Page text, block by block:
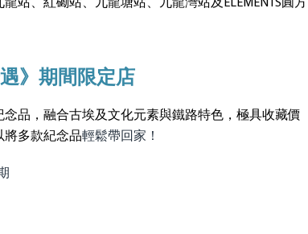
》期間限定店
品，融合古埃及文化元素與鐵路特色，極具收藏價
多款紀念品輕鬆帶回家！